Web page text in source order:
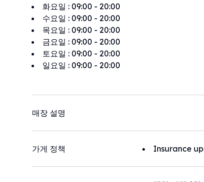
화요일 : 09:00 - 20:00
수요일 : 09:00 - 20:00
목요일 : 09:00 - 20:00
금요일 : 09:00 - 20:00
토요일 : 09:00 - 20:00
일요일 : 09:00 - 20:00
매장 설명
가게 정책 Insurance